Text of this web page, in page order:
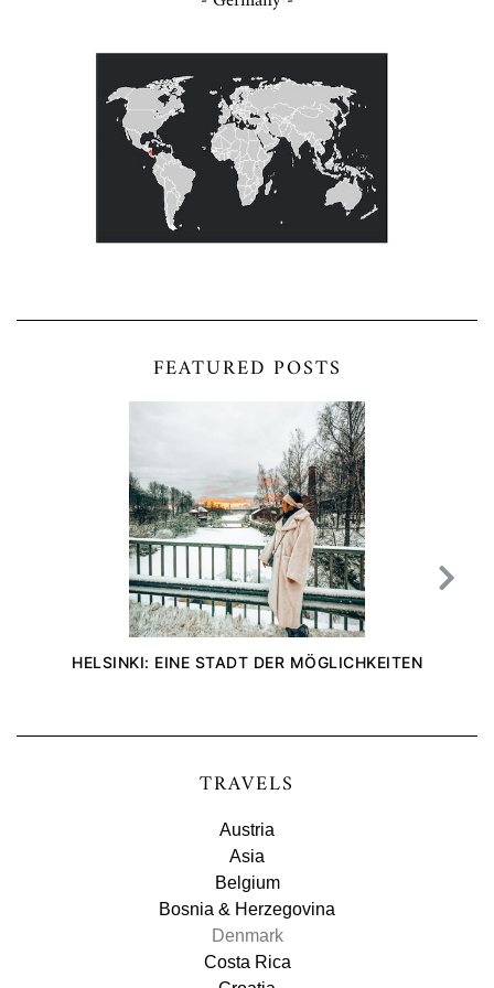
FEATURED POSTS
HELSINKI: EINE STADT DER MÖGLICHKEITEN
TRAVELS
Austria
Asia
Belgium
Bosnia & Herzegovina
Denmark
Costa Rica